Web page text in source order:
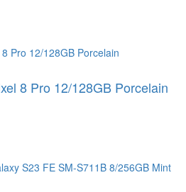
8 Pro 12/128GB Porcelain